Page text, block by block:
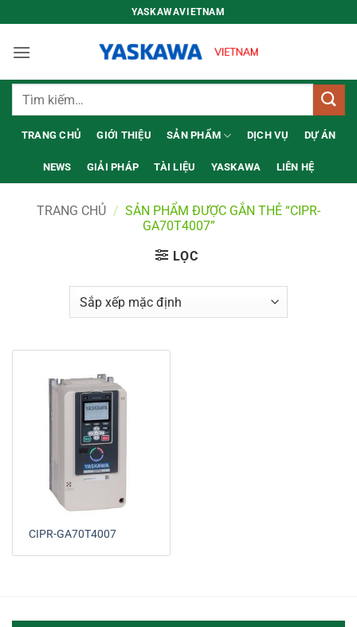
qua
nội
YASKAWAVIETNAM
Tìm
TRANG CHỦ GIỚI THIỆU SẢN PHẨM DỊCH VỤ DỰ ÁN
NEWS GIẢI PHÁP TÀI LIỆU YASKAWA LIÊN HỆ
TRANG CHỦ / SẢN PHẨM ĐƯỢC GẮN THẺ “CIPR-
GA70T4007”
LỌC
CIPR-GA70T4007